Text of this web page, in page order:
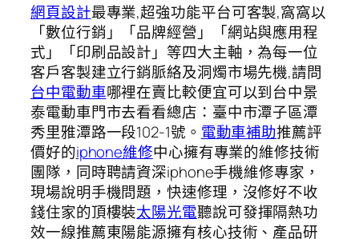
網頁設計最專業,超強功能平台可客製,窩窩以
「數位行銷」「品牌經營」「網站與應用程
式」「印刷品設計」等四大主軸，為每一位
客戶客製建立行銷脈絡及洞燭市場先機,請問
台中電動車哪裡在賣比較便宜可以到台中景
泰電動車門市去看看總店：臺中市潭子區潭
秀里雅潭路一段102-1號。 電動車補助推薦評
價好的iphone維修中心擁有專業的維修技術
團隊，同時聘請資深iphone手機維修專家，
現場說明手機問題，快速修理，沒修好不收
錢住家的頂樓裝太陽光電聽說可發揮隔熱功
效一線推薦東陽能源擁有核心技術、產品研